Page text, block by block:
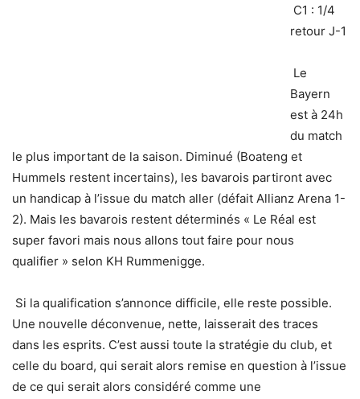
C1 : 1/4
retour J-1
Le
Bayern
est à 24h
du match
le plus important de la saison. Diminué (Boateng et
Hummels restent incertains), les bavarois partiront avec
un handicap à l’issue du match aller (défait Allianz Arena 1-
2). Mais les bavarois restent déterminés « Le Réal est
super favori mais nous allons tout faire pour nous
qualifier » selon KH Rummenigge.
Si la qualification s’annonce difficile, elle reste possible.
Une nouvelle déconvenue, nette, laisserait des traces
dans les esprits. C’est aussi toute la stratégie du club, et
celle du board, qui serait alors remise en question à l’issue
de ce qui serait alors considéré comme une